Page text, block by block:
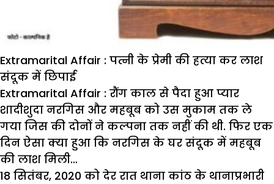
Extramarital Affair : पत्नी के प्रेमी की हत्या कर लाश
संदूक में छिपाई
Extramarital Affair : रौंग काल से पैदा हुआ प्यार
शादीशुदा नरगिस और महबूब को उस मुकाम तक ले
गया जिस की दोनों ने कल्पना तक नहीं की थी. फिर एक
दिन ऐसा क्या हुआ कि नरगिस के घर संदूक में महबूब
की लाश मिली…
18 सितंबर, 2020 को देर रात थाना कांठ के थानाप्रभारी